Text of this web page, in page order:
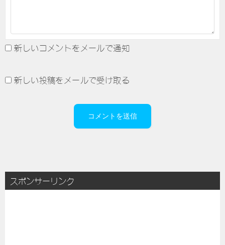
新しいコメントをメールで通知
新しい投稿をメールで受け取る
スポンサーリンク